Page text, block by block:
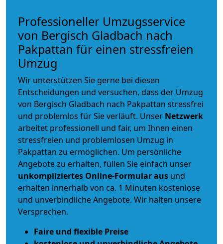
Professioneller Umzugsservice
von Bergisch Gladbach nach
Pakpattan für einen stressfreien
Umzug
Wir unterstützen Sie gerne bei diesen
Entscheidungen und versuchen, dass der Umzug
von Bergisch Gladbach nach Pakpattan stressfrei
und problemlos für Sie verläuft. Unser Netzwerk
arbeitet professionell und fair, um Ihnen einen
stressfreien und problemlosen Umzug in
Pakpattan zu ermöglichen. Um persönliche
Angebote zu erhalten, füllen Sie einfach unser
unkompliziertes Online-Formular aus und
erhalten innerhalb von ca. 1 Minuten kostenlose
und unverbindliche Angebote. Wir halten unsere
Versprechen.
Faire und flexible Preise